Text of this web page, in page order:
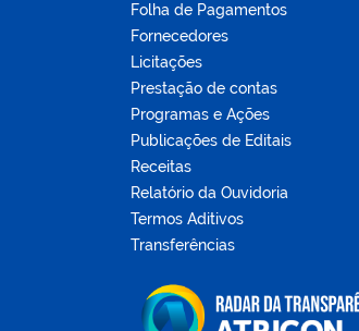
Folha de Pagamentos
Fornecedores
Licitações
Prestação de contas
Programas e Ações
Publicações de Editais
Receitas
Relatório da Ouvidoria
Termos Aditivos
Transferências